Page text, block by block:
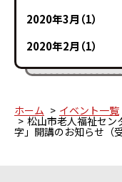
2020年3月（1）
2020年2月（1）
ホーム イベント一覧
松山市老人福祉セン
字」開講のお知らせ（